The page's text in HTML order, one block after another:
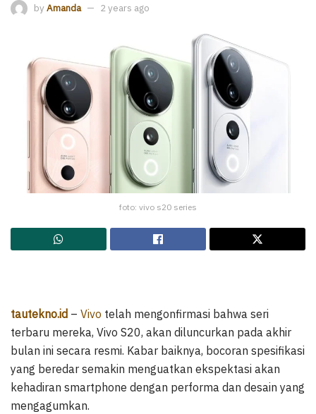
by Amanda 2 years ago
foto: vivo s20 series
tautekno.id – Vivo telah mengonfirmasi bahwa seri
terbaru mereka, Vivo S20, akan diluncurkan pada akhir
bulan ini secara resmi. Kabar baiknya, bocoran spesifikasi
yang beredar semakin menguatkan ekspektasi akan
kehadiran smartphone dengan performa dan desain yang
mengagumkan.